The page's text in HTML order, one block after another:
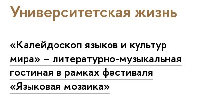
Университетская жизнь
«Калейдоскоп языков и культур
мира» – литературно-музыкальная
гостиная в рамках фестиваля
«Языковая мозаика»